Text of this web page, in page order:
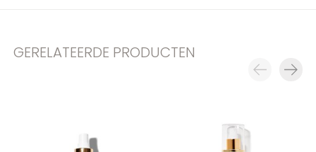
GERELATEERDE PRODUCTEN